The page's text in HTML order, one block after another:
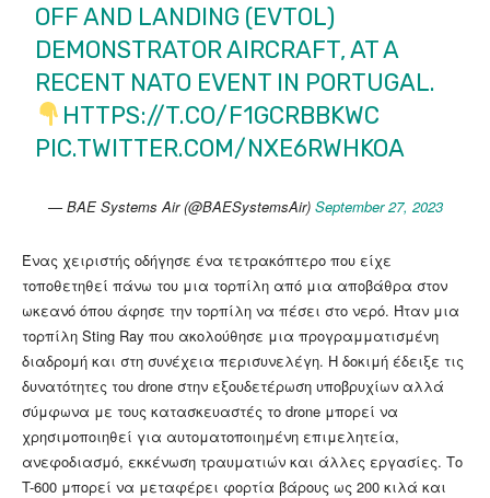
OFF AND LANDING (EVTOL)
DEMONSTRATOR AIRCRAFT, AT A
RECENT NATO EVENT IN PORTUGAL.
HTTPS://T.CO/F1GCRBBKWC
PIC.TWITTER.COM/NXE6RWHKOA
— BAE Systems Air (@BAESystemsAir) September 27, 2023
Ένας χειριστής οδήγησε ένα τετρακόπτερο που είχε
τοποθετηθεί πάνω του μια τορπίλη από μια αποβάθρα στον
ωκεανό όπου άφησε την τορπίλη να πέσει στο νερό. Ήταν μια
τορπίλη Sting Ray που ακολούθησε μια προγραμματισμένη
διαδρομή και στη συνέχεια περισυνελέγη. Η δοκιμή έδειξε τις
δυνατότητες του drone στην εξουδετέρωση υποβρυχίων αλλά
σύμφωνα με τους κατασκευαστές το drone μπορεί να
χρησιμοποιηθεί για αυτοματοποιημένη επιμελητεία,
ανεφοδιασμό, εκκένωση τραυματιών και άλλες εργασίες. Το
T-600 μπορεί να μεταφέρει φορτία βάρους ως 200 κιλά και